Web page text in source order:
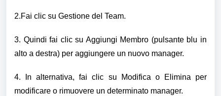
2.Fai clic su Gestione del Team.
3. Quindi fai clic su Aggiungi Membro (pulsante blu in
alto a destra) per aggiungere un nuovo manager.
4. In alternativa, fai clic su Modifica o Elimina per
modificare o rimuovere un determinato manager.